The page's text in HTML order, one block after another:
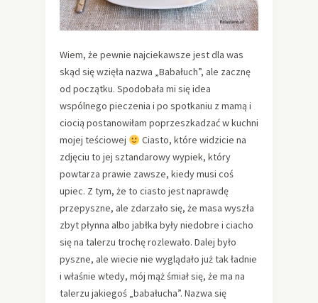
Wiem, że pewnie najciekawsze jest dla was
skąd się wzięła nazwa „Babałuch”, ale zacznę
od początku. Spodobała mi się idea
wspólnego pieczenia i po spotkaniu z mamą i
ciocią postanowiłam poprzeszkadzać w kuchni
mojej teściowej
Ciasto, które widzicie na
zdjęciu to jej sztandarowy wypiek, który
powtarza prawie zawsze, kiedy musi coś
upiec. Z tym, że to ciasto jest naprawdę
przepyszne, ale zdarzało się, że masa wyszła
zbyt płynna albo jabłka były niedobre i ciacho
się na talerzu trochę rozlewało. Dalej było
pyszne, ale wiecie nie wyglądało już tak ładnie
i właśnie wtedy, mój mąż śmiał się, że ma na
talerzu jakiegoś „babałucha”. Nazwa się